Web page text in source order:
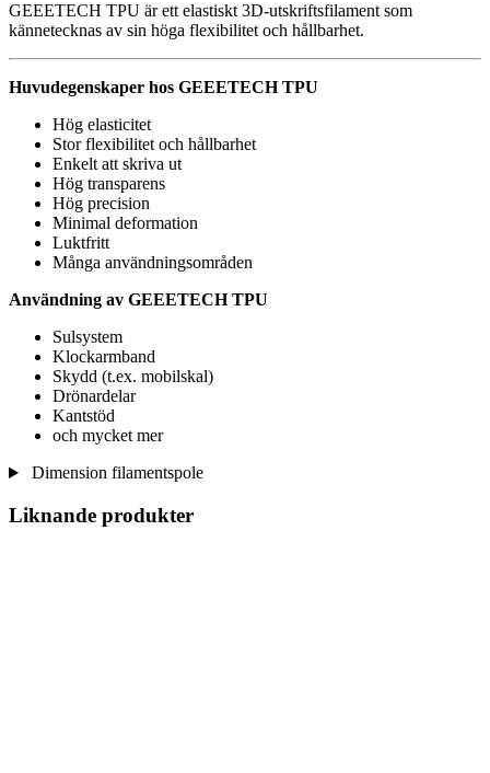
GEEETECH TPU är ett elastiskt 3D-utskriftsfilament som
kännetecknas av sin höga flexibilitet och hållbarhet.
Huvudegenskaper hos GEEETECH TPU
Hög elasticitet
Stor flexibilitet och hållbarhet
Enkelt att skriva ut
Hög transparens
Hög precision
Minimal deformation
Luktfritt
Många användningsområden
Användning av GEEETECH TPU
Sulsystem
Klockarmband
Skydd (t.ex. mobilskal)
Drönardelar
Kantstöd
och mycket mer
Dimension filamentspole
Liknande produkter